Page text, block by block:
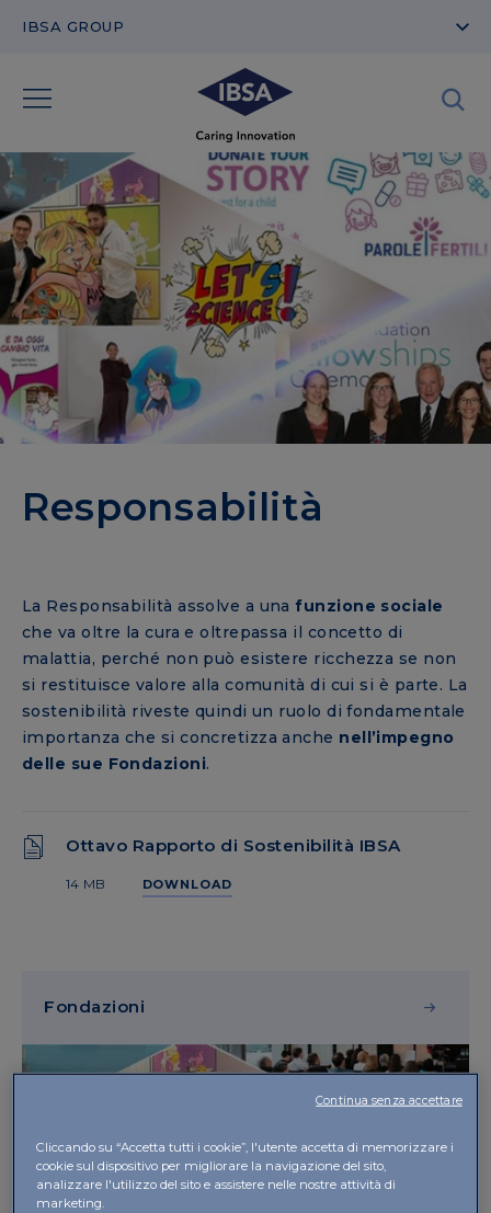
IBSA GROUP
Responsabilità
La Responsabilità assolve a una funzione sociale
che va oltre la cura e oltrepassa il concetto di
malattia, perché non può esistere ricchezza se non
si restituisce valore alla comunità di cui si è parte. La
sostenibilità riveste quindi un ruolo di fondamentale
importanza che si concretizza anche nell’impegno
delle sue Fondazioni.
Ottavo Rapporto di Sostenibilità IBSA
14 MB DOWNLOAD
Fondazioni
Cliccando su “Accetta tutti i cookie”, l'utente accetta di memorizzare i
cookie sul dispositivo per migliorare la navigazione del sito,
analizzare l'utilizzo del sito e assistere nelle nostre attività di
marketing.
Continua senza accettare